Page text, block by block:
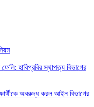
হাবিপ্রবির স্থাপত্য বিভাগের
অবরুদ্ধ করল আইন বিভাগের